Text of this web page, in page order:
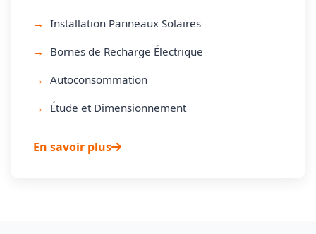
Installation Panneaux Solaires
Bornes de Recharge Électrique
Autoconsommation
Étude et Dimensionnement
En savoir plus